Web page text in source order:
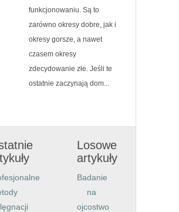
funkcjonowaniu. Są to
zarówno okresy dobre, jak i
okresy gorsze, a nawet
czasem okresy
zdecydowanie złe. Jeśli te
ostatnie zaczynają dom...
Losowe
artykuły
Badanie
na
ojcostwo